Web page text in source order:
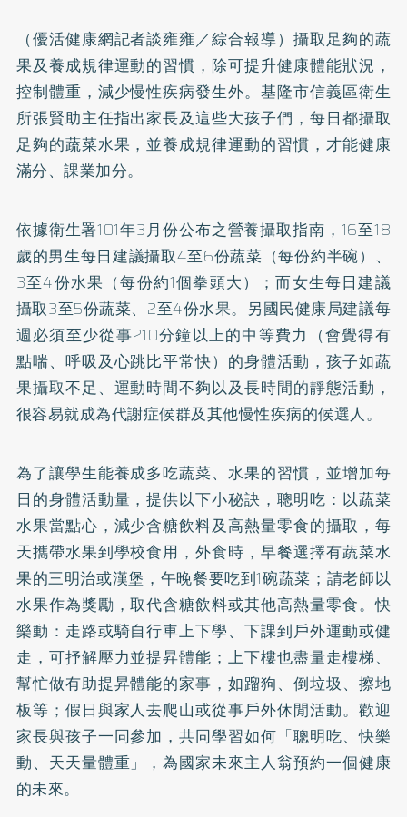
（優活健康網記者談雍雍／綜合報導）攝取足夠的蔬
果及養成規律運動的習慣，除可提升健康體能狀況，
控制體重，減少慢性疾病發生外。基隆市信義區衛生
所張賢助主任指出家長及這些大孩子們，每日都攝取
足夠的蔬菜水果，並養成規律運動的習慣，才能健康
滿分、課業加分。
依據衛生署101年3月份公布之營養攝取指南，16至18
歲的男生每日建議攝取4至6份蔬菜（每份約半碗）、
3至4份水果（每份約1個拳頭大）；而女生每日建議
攝取3至5份蔬菜、2至4份水果。另國民健康局建議每
週必須至少從事210分鐘以上的中等費力（會覺得有
點喘、呼吸及心跳比平常快）的身體活動，孩子如蔬
果攝取不足、運動時間不夠以及長時間的靜態活動，
很容易就成為代謝症候群及其他慢性疾病的候選人。
為了讓學生能養成多吃蔬菜、水果的習慣，並增加每
日的身體活動量，提供以下小秘訣，聰明吃：以蔬菜
水果當點心，減少含糖飲料及高熱量零食的攝取，每
天攜帶水果到學校食用，外食時，早餐選擇有蔬菜水
果的三明治或漢堡，午晚餐要吃到1碗蔬菜；請老師以
水果作為獎勵，取代含糖飲料或其他高熱量零食。快
樂動：走路或騎自行車上下學、下課到戶外運動或健
走，可抒解壓力並提昇體能；上下樓也盡量走樓梯、
幫忙做有助提昇體能的家事，如蹓狗、倒垃圾、擦地
板等；假日與家人去爬山或從事戶外休閒活動。歡迎
家長與孩子一同參加，共同學習如何「聰明吃、快樂
動、天天量體重」，為國家未來主人翁預約一個健康
的未來。